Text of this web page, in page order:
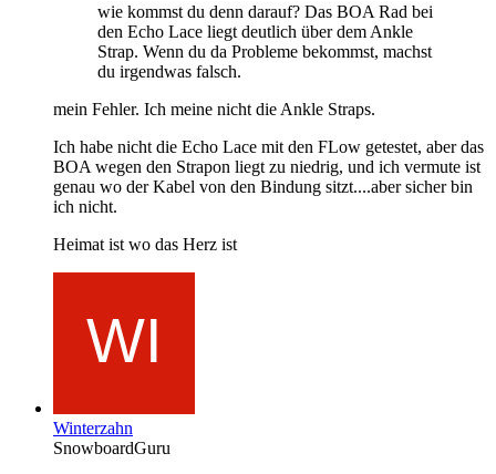
wie kommst du denn darauf? Das BOA Rad bei
den Echo Lace liegt deutlich über dem Ankle
Strap. Wenn du da Probleme bekommst, machst
du irgendwas falsch.
mein Fehler. Ich meine nicht die Ankle Straps.
Ich habe nicht die Echo Lace mit den FLow getestet, aber das
BOA wegen den Strapon liegt zu niedrig, und ich vermute ist
genau wo der Kabel von den Bindung sitzt....aber sicher bin
ich nicht.
Heimat ist wo das Herz ist
Winterzahn
SnowboardGuru